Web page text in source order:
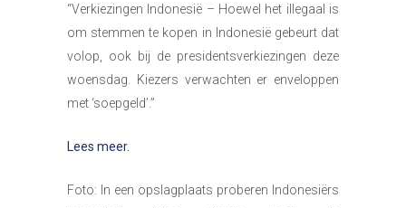
“Verkiezingen Indonesië – Hoewel het illegaal is
om stemmen te kopen in Indonesië gebeurt dat
volop, ook bij de presidentsverkiezingen deze
woensdag. Kiezers verwachten er enveloppen
met ‘soepgeld’.”
Lees meer.
Foto: In een opslagplaats proberen Indonesiërs